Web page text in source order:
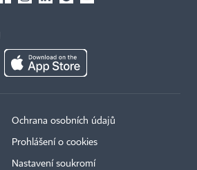
Ochrana osobních údajů
Prohlášení o cookies
Nastavení soukromí